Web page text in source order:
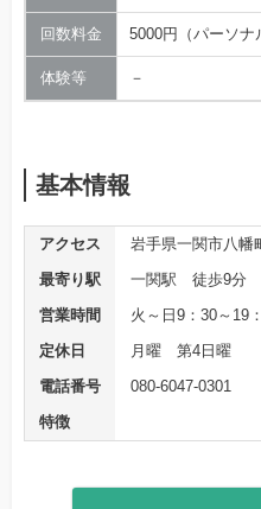
回数料金 5000円（パーソナ
体験等 －
基本情報
アクセス
岩手県一関市八幡
最寄り駅
一関駅 徒歩9分
営業時間
火～日9：30～19
定休日
月曜 第4日曜
電話番号
080-6047-0301
特徴